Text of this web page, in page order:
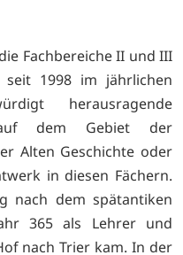
Fachbereiche II und III
1998 im jährlichen
herausragende
auf dem Gebiet der
Alten Geschichte oder
in diesen Fächern.
nach dem spätantiken
365 als Lehrer und
nach Trier kam. In der